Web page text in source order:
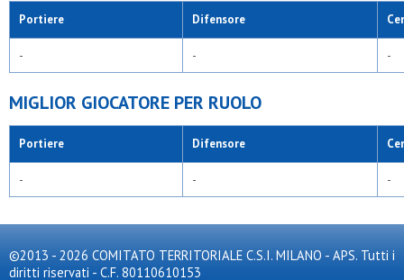
Portiere Difensore
- - -
MIGLIOR GIOCATORE PER RUOLO
Portiere Difensore
- - -
©2013 - 2026 COMITATO TERRITORIALE C.S.I. MILANO - APS. Tutti i
diritti riservati - C.F. 80110610153